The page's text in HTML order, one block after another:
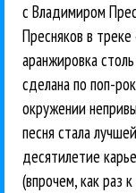
с Владимиром
Пресняков в
аранжировка
сделана по поп-
окружении
песня стала
десятилетие
(впрочем, как раз